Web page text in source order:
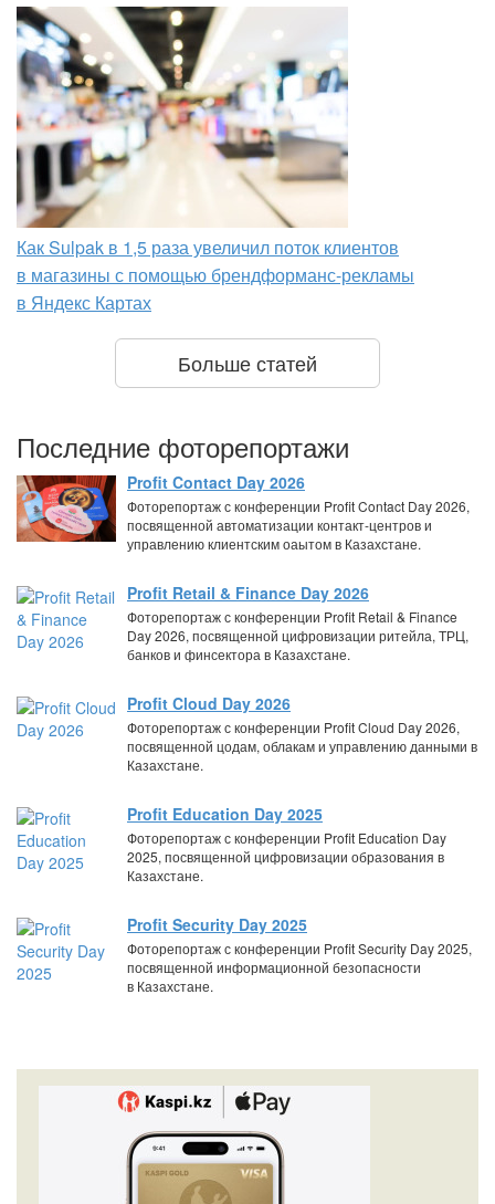
Как Sulpak в 1,5 раза увеличил поток клиентов
в магазины с помощью брендформанс-рекламы
в Яндекс Картах
Больше статей
Последние фоторепортажи
Profit Contact Day 2026
Фоторепортаж с конференции Profit Contact Day 2026,
посвященной автоматизации контакт-центров и
управлению клиентским оаытом в Казахстане.
Profit Retail & Finance Day 2026
Фоторепортаж с конференции Profit Retail & Finance
Day 2026, посвященной цифровизации ритейла, ТРЦ,
банков и финсектора в Казахстане.
Profit Cloud Day 2026
Фоторепортаж с конференции Profit Cloud Day 2026,
посвященной цодам, облакам и управлению данными в
Казахстане.
Profit Education Day 2025
Фоторепортаж с конференции Profit Education Day
2025, посвященной цифровизации образования в
Казахстане.
Profit Security Day 2025
Фоторепортаж с конференции Profit Security Day 2025,
посвященной информационной безопасности
в Казахстане.